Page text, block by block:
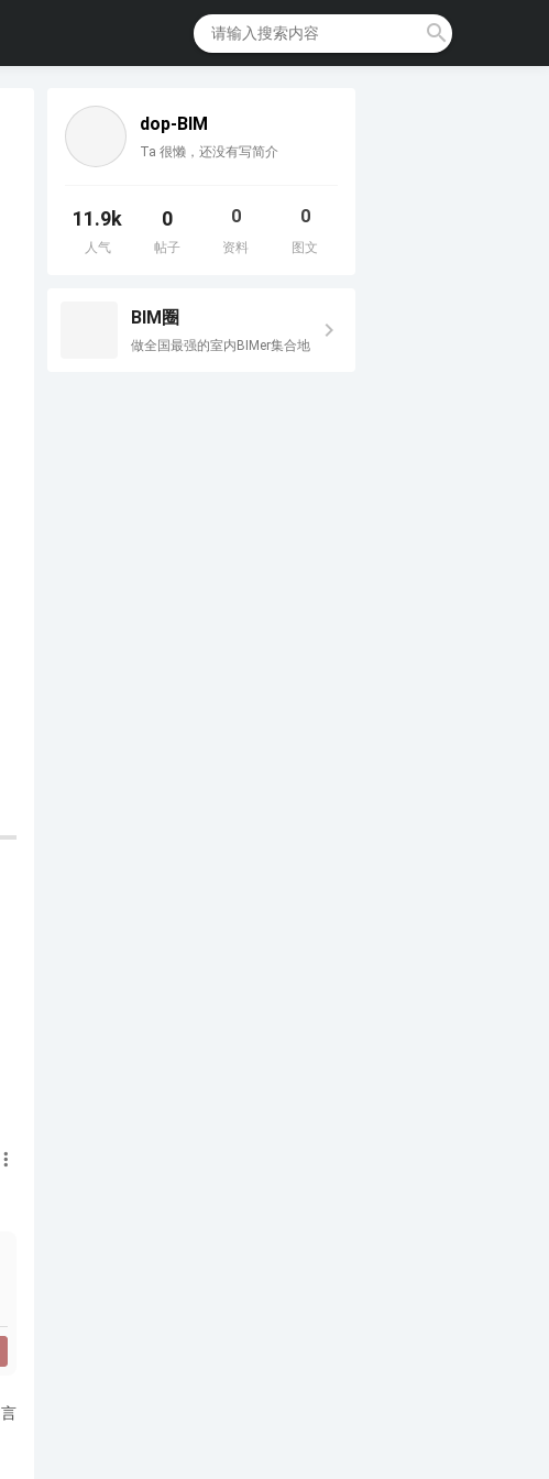
dop-BIM
Ta 很懒，还没有写简介
11.9k
人气
0
帖子
0
资料
0
图文
BIM圈
做全国最强的室内BIMer集合地